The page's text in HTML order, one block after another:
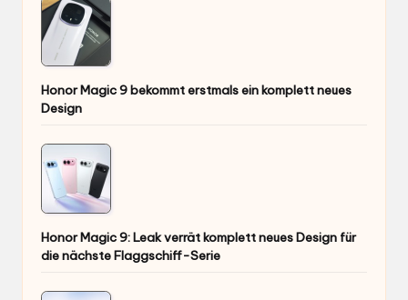
Honor Magic 9 bekommt erstmals ein komplett neues
Design
Honor Magic 9: Leak verrät komplett neues Design für
die nächste Flaggschiff-Serie